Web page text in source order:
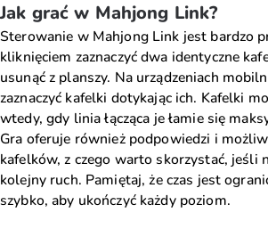
Jak grać w Mahjong Link?
Sterowanie w Mahjong Link jest bardzo
kliknięciem zaznaczyć dwa identyczne
usunąć z planszy. Na urządzeniach
zaznaczyć kafelki dotykając ich. Kafelki
wtedy, gdy linia łącząca je łamie się
Gra oferuje również podpowiedzi i
kafelków, z czego warto skorzystać, jeśli
kolejny ruch. Pamiętaj, że czas jest
szybko, aby ukończyć każdy poziom.